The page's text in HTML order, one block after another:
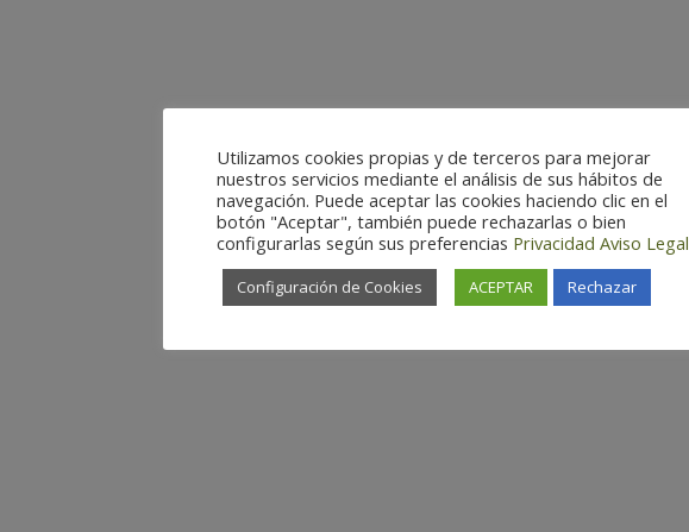
Utilizamos cookies propias y de terceros para mejorar
nuestros servicios mediante el análisis de sus hábitos de
navegación. Puede aceptar las cookies haciendo clic en el
botón "Aceptar", también puede rechazarlas o bien
configurarlas según sus preferencias Privacidad Aviso Legal
Configuración de Cookies ACEPTAR Rechazar